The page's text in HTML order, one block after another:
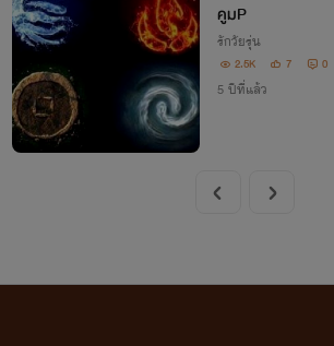
คูมP
รักวัยรุ่น
2.5K 7 0
5 ปีที่แล้ว